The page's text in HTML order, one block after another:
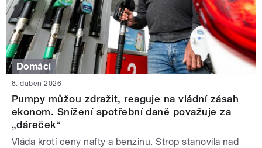
Domácí
8. duben 2026
Pumpy můžou zdražit, reaguje na vládní zásah
ekonom. Snížení spotřební daně považuje za
„dáreček“
Vláda krotí ceny nafty a benzinu. Strop stanovila nad